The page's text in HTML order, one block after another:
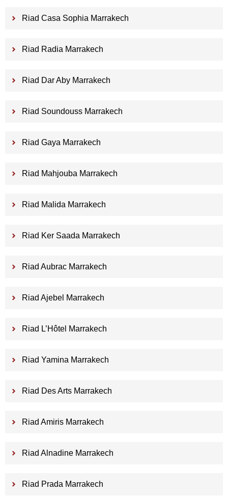
Riad Casa Sophia Marrakech
Riad Radia Marrakech
Riad Dar Aby Marrakech
Riad Soundouss Marrakech
Riad Gaya Marrakech
Riad Mahjouba Marrakech
Riad Malida Marrakech
Riad Ker Saada Marrakech
Riad Aubrac Marrakech
Riad Ajebel Marrakech
Riad L’Hôtel Marrakech
Riad Yamina Marrakech
Riad Des Arts Marrakech
Riad Amiris Marrakech
Riad Alnadine Marrakech
Riad Prada Marrakech